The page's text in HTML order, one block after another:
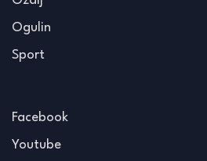
Ogulin
Sport
Facebook
Youtube